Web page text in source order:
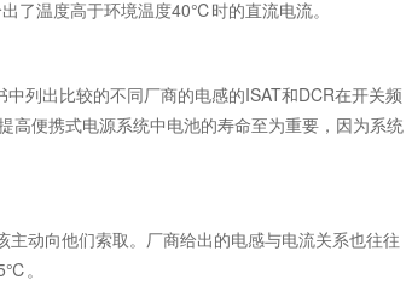
了温度高于环境温度40℃时的直流电流。
列出比较的不同厂商的电感的ISAT和DCR在开关频
高便携式电源系统中电池的寿命至为重要，因为系统
动向他们索取。厂商给出的电感与电流关系也往往
。